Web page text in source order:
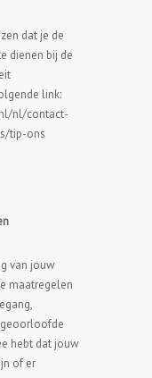
dat je de
dienen bij de
link:
nl/contact-
tip-ons
van jouw
maatregelen
hebt dat jouw
of er